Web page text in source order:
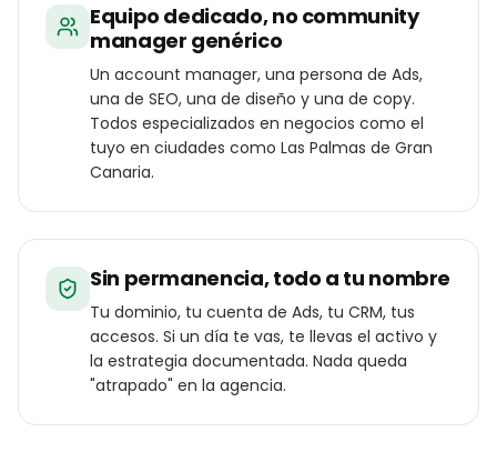
Equipo dedicado, no community
manager genérico
Un account manager, una persona de Ads,
una de SEO, una de diseño y una de copy.
Todos especializados en negocios como el
tuyo en ciudades como Las Palmas de Gran
Canaria.
Sin permanencia, todo a tu nombre
Tu dominio, tu cuenta de Ads, tu CRM, tus
accesos. Si un día te vas, te llevas el activo y
la estrategia documentada. Nada queda
"atrapado" en la agencia.